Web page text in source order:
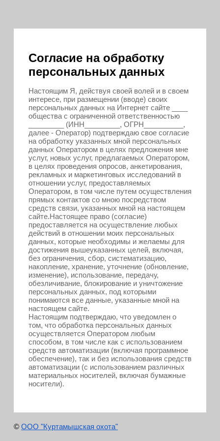
Согласие на обработку
персональных данных
Настоящим Я, действуя своей волей и в своем
интересе, при размещении (вводе) своих
персональных данных на Интернет сайте ____
общества с ограниченной ответственностью
_________ (ИНН_________, ОГРН__________,
далее - Оператор) подтверждаю свое согласие
на обработку указанных мной персональных
данных Оператором в целях предложения мне
услуг, новых услуг, предлагаемых Оператором,
в целях проведения опросов, анкетирования,
рекламных и маркетинговых исследований в
отношении услуг, предоставляемых
Оператором, в том числе путем осуществления
прямых контактов со мною посредством
средств связи, указанных мной на настоящем
сайте.Настоящее право (согласие)
предоставляется на осуществление любых
действий в отношении моих персональных
данных, которые необходимы и желаемы для
достижения вышеуказанных целей, включая,
без ограничения, сбор, систематизацию,
накопление, хранение, уточнение (обновление,
изменение), использование, передачу,
обезличивание, блокирование и уничтожение
персональных данных, под которыми
понимаются все данные, указанные мной на
настоящем сайте.
Настоящим подтверждаю, что уведомлен о
том, что обработка персональных данных
осуществляется Оператором любым
способом, в том числе как с использованием
средств автоматизации (включая программное
обеспечение), так и без использования средств
автоматизации (с использованием различных
материальных носителей, включая бумажные
носители).
© ООО "Куртамышская охота"